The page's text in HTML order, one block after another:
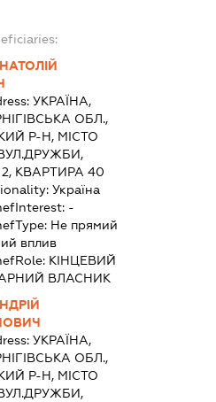
УКРАЇНА,
ОБЛ.,
Р-Н, МІСТО
КВАРТИРА 40
Україна
-
Не прямий
вплив
КІНЦЕВИЙ
ВЛАСНИК
УКРАЇНА,
ОБЛ.,
Р-Н, МІСТО